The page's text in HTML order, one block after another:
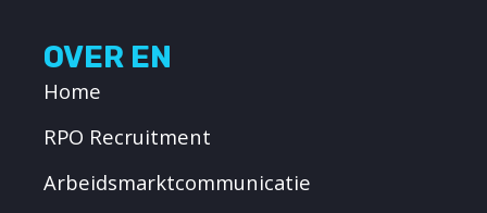
OVER EN
Home
RPO Recruitment
Arbeidsmarktcommunicatie